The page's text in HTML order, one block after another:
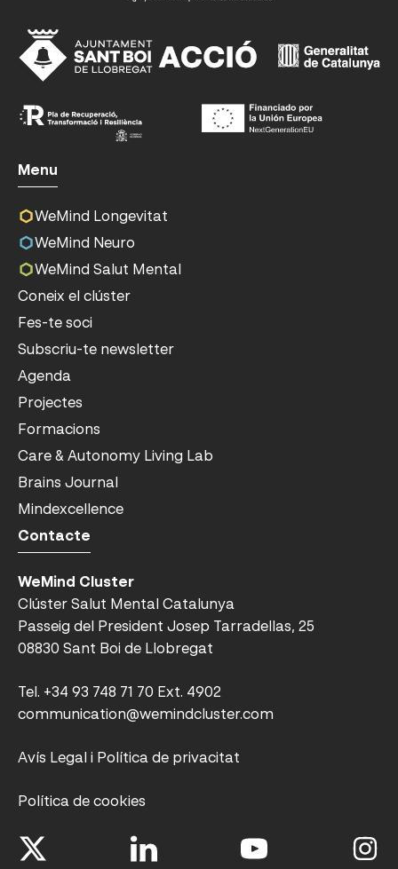
Menu
WeMind Longevitat
WeMind Neuro
WeMind Salut Mental
Coneix el clúster
Fes-te soci
Subscriu-te newsletter
Agenda
Projectes
Formacions
Care & Autonomy Living Lab
Brains Journal
Mindexcellence
Contacte
WeMind Cluster
Clúster Salut Mental Catalunya
Passeig del President Josep Tarradellas, 25
08830 Sant Boi de Llobregat
Tel. +34 93 748 71 70 Ext. 4902
communication@wemindcluster.com
Avís Legal i Política de privacitat
Política de cookies